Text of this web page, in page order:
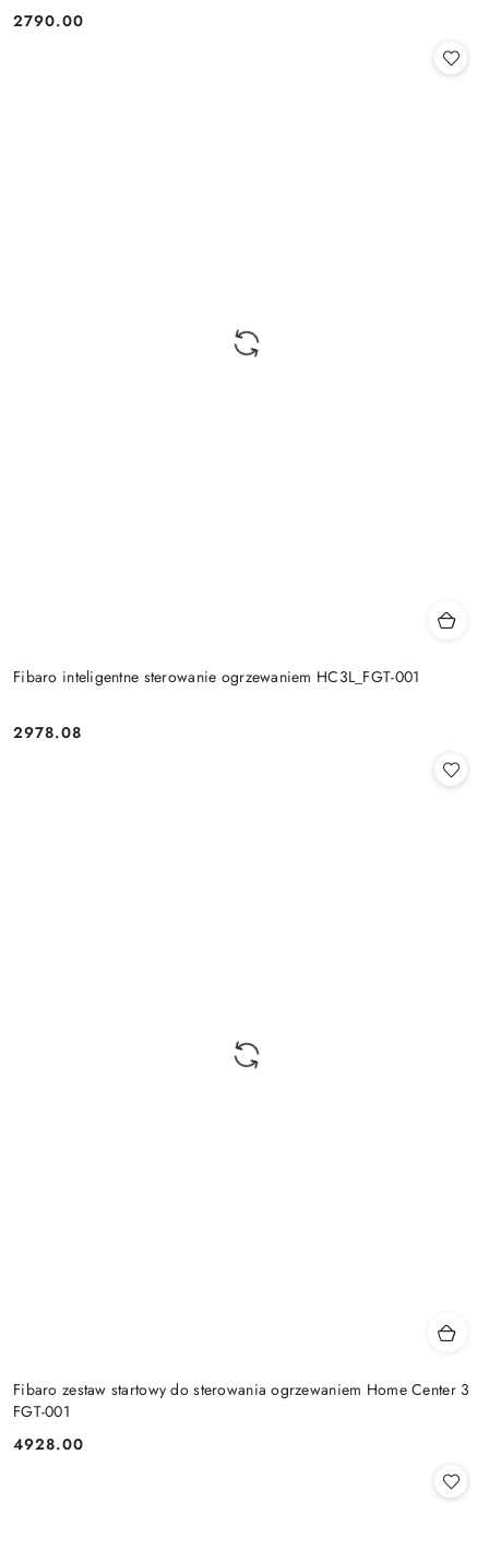
Cena:
2790.00
Fibaro inteligentne sterowanie ogrzewaniem HC3L_FGT-001
Cena:
2978.08
Fibaro zestaw startowy do sterowania ogrzewaniem Home Center 3
FGT-001
Cena:
4928.00